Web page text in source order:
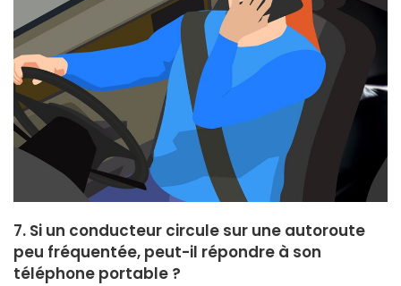
7. Si un conducteur circule sur une autoroute
peu fréquentée, peut-il répondre à son
téléphone portable ?